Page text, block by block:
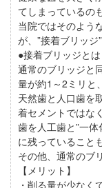
てしまっているの
当院ではそのよう
が、”接着ブリッジ
●接着ブリッジとは
通常のブリッジと
量が約1～2ミリと
天然歯と人口歯を
着セメントではなく
歯を人工歯と”一
に残っていること
その他、通常のブ
【メリット】
・削る量が少なく